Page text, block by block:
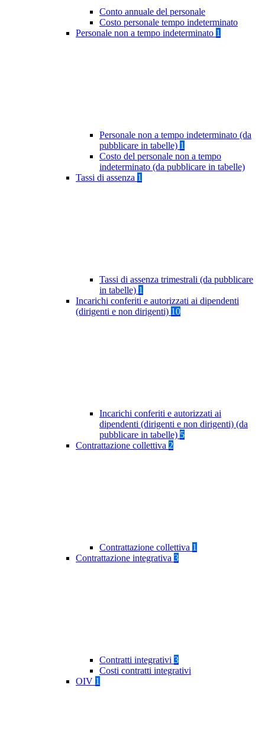
Conto annuale del personale
Costo personale tempo indeterminato
Personale non a tempo indeterminato 1
Personale non a tempo indeterminato (da
pubblicare in tabelle) 1
Costo del personale non a tempo
indeterminato (da pubblicare in tabelle)
Tassi di assenza 1
Tassi di assenza trimestrali (da pubblicare
in tabelle) 1
Incarichi conferiti e autorizzati ai dipendenti
(dirigenti e non dirigenti) 10
Incarichi conferiti e autorizzati ai
dipendenti (dirigenti e non dirigenti) (da
pubblicare in tabelle) 5
Contrattazione collettiva 2
Contrattazione collettiva 1
Contrattazione integrativa 3
Contratti integrativi 3
Costi contratti integrativi
OIV 1